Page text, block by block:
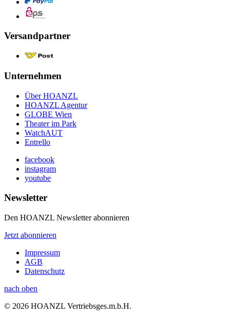
Versandpartner
Unternehmen
Über HOANZL
HOANZL Agentur
GLOBE Wien
Theater im Park
WatchAUT
Entrello
facebook
instagram
youtube
Newsletter
Den HOANZL Newsletter abonnieren
Jetzt abonnieren
Impressum
AGB
Datenschutz
nach oben
© 2026 HOANZL Vertriebsges.m.b.H.